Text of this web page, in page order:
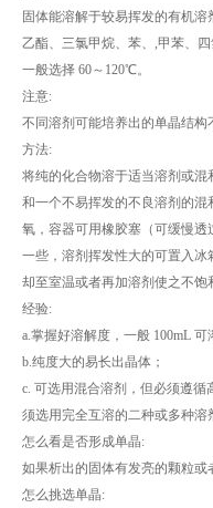
固体能溶解于较易挥发的有机
乙酯、三氯甲烷、苯、,甲苯、
一般选择 60～120℃。
注意:
不同溶剂可能培养出的单晶结构
方法:
将纯的化合物溶于适当溶剂或混
和一个不易挥发的不良溶剂的
氧，容器可用橡胶塞（可缓慢
一些，溶剂挥发性大的可置入
却至室温或者再加溶剂使之不饱
经验:
a.掌握好溶解度，一般 100mL 可
b.纯度大的易长出晶体；
c. 可选用混合溶剂，但必须遵
须选用完全互溶的二种或多种溶
怎么看是否形成单晶:
如果析出的固体有发亮的颗粒或
怎么挑选单晶: